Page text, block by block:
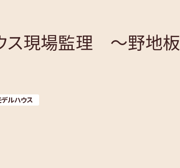
ス現場監理 ～野地板
ルハウス